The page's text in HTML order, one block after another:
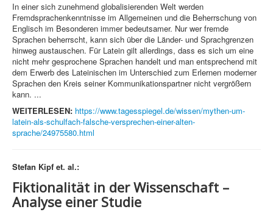
In einer sich zunehmend globalisierenden Welt werden
Fremdsprachenkenntnisse im Allgemeinen und die Beherrschung von
Englisch im Besonderen immer bedeutsamer. Nur wer fremde
Sprachen beherrscht, kann sich über die Länder- und Sprachgrenzen
hinweg austauschen. Für Latein gilt allerdings, dass es sich um eine
nicht mehr gesprochene Sprachen handelt und man entsprechend mit
dem Erwerb des Lateinischen im Unterschied zum Erlernen moderner
Sprachen den Kreis seiner Kommunikationspartner nicht vergrößern
kann. ...
WEITERLESEN: https://www.tagesspiegel.de/wissen/mythen-um-
latein-als-schulfach-falsche-versprechen-einer-alten-
sprache/24975580.html
Stefan Kipf et. al.:
Fiktionalität in der Wissenschaft –
Analyse einer Studie